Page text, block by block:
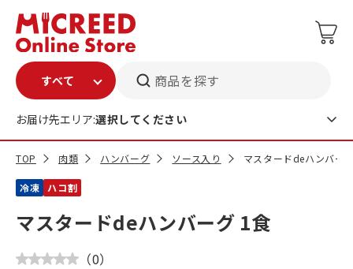
商品を探す
お届け先エリア:選択してください
TOP 肉類 ハンバーグ ソース入り マスタードdeハンバー
冷凍 ハコ割
マスタードdeハンバーグ 1食
（0）